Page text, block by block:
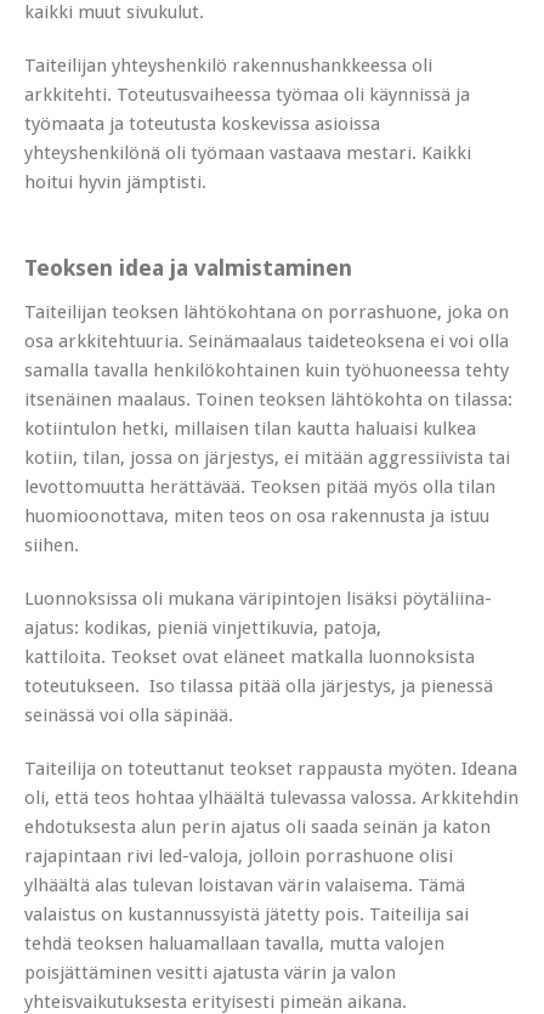
kaikki muut sivukulut.
Taiteilijan yhteyshenkilö rakennushankkeessa oli
arkkitehti. Toteutusvaiheessa työmaa oli käynnissä ja
työmaata ja toteutusta koskevissa asioissa
yhteyshenkilönä oli työmaan vastaava mestari. Kaikki
hoitui hyvin jämptisti.
Teoksen idea ja valmistaminen
Taiteilijan teoksen lähtökohtana on porrashuone, joka on
osa arkkitehtuuria. Seinämaalaus taideteoksena ei voi olla
samalla tavalla henkilökohtainen kuin työhuoneessa tehty
itsenäinen maalaus. Toinen teoksen lähtökohta on tilassa:
kotiintulon hetki, millaisen tilan kautta haluaisi kulkea
kotiin, tilan, jossa on järjestys, ei mitään aggressiivista tai
levottomuutta herättävää. Teoksen pitää myös olla tilan
huomioonottava, miten teos on osa rakennusta ja istuu
siihen.
Luonnoksissa oli mukana väripintojen lisäksi pöytäliina-
ajatus: kodikas, pieniä vinjettikuvia, patoja,
kattiloita. Teokset ovat eläneet matkalla luonnoksista
toteutukseen. Iso tilassa pitää olla järjestys, ja pienessä
seinässä voi olla säpinää.
Taiteilija on toteuttanut teokset rappausta myöten. Ideana
oli, että teos hohtaa ylhäältä tulevassa valossa. Arkkitehdin
ehdotuksesta alun perin ajatus oli saada seinän ja katon
rajapintaan rivi led-valoja, jolloin porrashuone olisi
ylhäältä alas tulevan loistavan värin valaisema. Tämä
valaistus on kustannussyistä jätetty pois. Taiteilija sai
tehdä teoksen haluamallaan tavalla, mutta valojen
poisjättäminen vesitti ajatusta värin ja valon
yhteisvaikutuksesta erityisesti pimeän aikana.